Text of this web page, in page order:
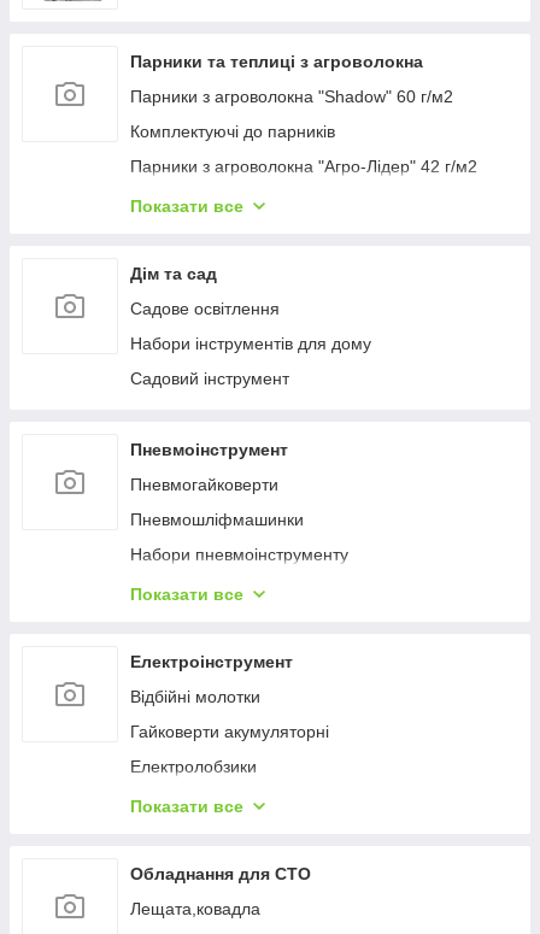
Парники та теплиці з агроволокна
Парники з агроволокна "Shadow" 60 г/м2
Комплектуючі до парників
Парники з агроволокна "Агро-Лідер" 42 г/м2
Парник високий "Гігант" Висота 120 см ширина
г/м2
Показати все
Дім та сад
Садове освітлення
Набори інструментів для дому
Садовий інструмент
Пневмоінструмент
Пневмогайковерти
Пневмошліфмашинки
Набори пневмоінструменту
Пневмодрелі
Фарборозпилювачі
Topнaдopи
Блоки підготовки повітря, регулятори
Пневмовідрізні та зачисні інструменти
Пневмозачистні машинки
Пневмостеплери
Пневмоножиці
Показати все
Електроінструмент
Відбійні молотки
Гайковерти акумуляторні
Електролобзики
Перфоратори
Гайковерти мережеві
Дрилі
Показати все
Обладнання для СТО
Лещата,ковадла